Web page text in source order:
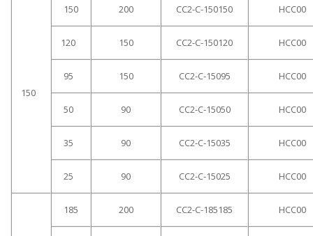
150
150 200 CC2-C-150150 HCC00
120 150 CC2-C-150120 HCC00
95 150 CC2-C-15095 HCC00
50 90 CC2-C-15050 HCC00
35 90 CC2-C-15035 HCC00
25 90 CC2-C-15025 HCC00
185 200 CC2-C-185185 HCC00